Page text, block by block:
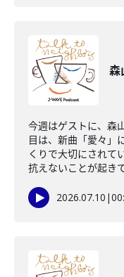
森
今週はゲストに、森
目は、新曲「愛々」
くりで大切にされて
抗えないことが起き
2026.07.10 |